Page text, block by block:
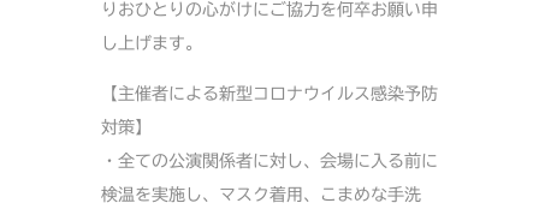
りおひとりの心がけにご協力を何卒お願い申
し上げます。
【主催者による新型コロナウイルス感染予防
対策】
・全ての公演関係者に対し、会場に入る前に
検温を実施し、マスク着用、こまめな手洗